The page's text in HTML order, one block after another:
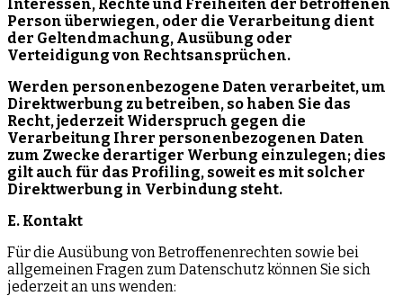
Interessen, Rechte und Freiheiten der betroffenen
Person überwiegen, oder die Verarbeitung dient
der Geltendmachung, Ausübung oder
Verteidigung von Rechtsansprüchen.
Werden personenbezogene Daten verarbeitet, um
Direktwerbung zu betreiben, so haben Sie das
Recht, jederzeit Widerspruch gegen die
Verarbeitung Ihrer personenbezogenen Daten
zum Zwecke derartiger Werbung einzulegen; dies
gilt auch für das Profiling, soweit es mit solcher
Direktwerbung in Verbindung steht.
E. Kontakt
Für die Ausübung von Betroffenenrechten sowie bei
allgemeinen Fragen zum Datenschutz können Sie sich
jederzeit an uns wenden: